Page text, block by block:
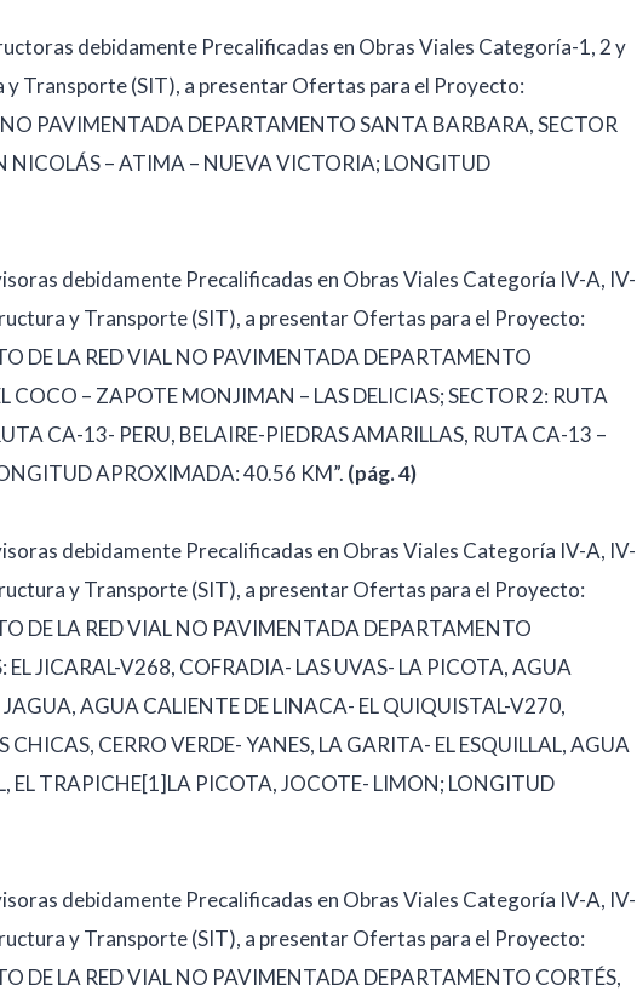
debidamente Precalificadas en Obras Viales Categoría-1, 2 y
Transporte (SIT), a presentar Ofertas para el Proyecto:
PAVIMENTADA DEPARTAMENTO SANTA BARBARA, SECTOR
NICOLÁS – ATIMA – NUEVA VICTORIA; LONGITUD
debidamente Precalificadas en Obras Viales Categoría IV-A, IV-
y Transporte (SIT), a presentar Ofertas para el Proyecto:
DE LA RED VIAL NO PAVIMENTADA DEPARTAMENTO
COCO – ZAPOTE MONJIMAN – LAS DELICIAS; SECTOR 2: RUTA
CA-13- PERU, BELAIRE-PIEDRAS AMARILLAS, RUTA CA-13 –
APROXIMADA: 40.56 KM”. (pág. 4)
debidamente Precalificadas en Obras Viales Categoría IV-A, IV-
y Transporte (SIT), a presentar Ofertas para el Proyecto:
DE LA RED VIAL NO PAVIMENTADA DEPARTAMENTO
JICARAL-V268, COFRADIA- LAS UVAS- LA PICOTA, AGUA
AGUA CALIENTE DE LINACA- EL QUIQUISTAL-V270,
CERRO VERDE- YANES, LA GARITA- EL ESQUILLAL, AGUA
EL TRAPICHE[1]LA PICOTA, JOCOTE- LIMON; LONGITUD
debidamente Precalificadas en Obras Viales Categoría IV-A, IV-
y Transporte (SIT), a presentar Ofertas para el Proyecto:
DE LA RED VIAL NO PAVIMENTADA DEPARTAMENTO CORTÉS,